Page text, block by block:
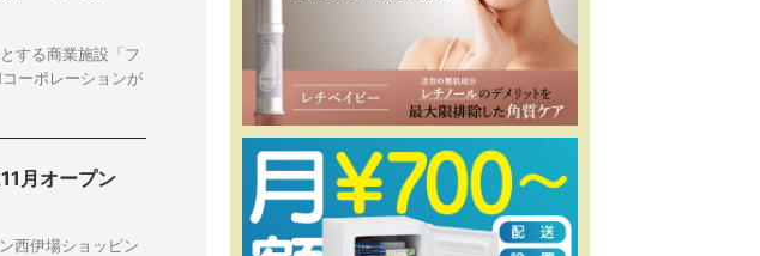
する商業施設「フ
ーポレーションが
月オープン
西伊場ショッピン